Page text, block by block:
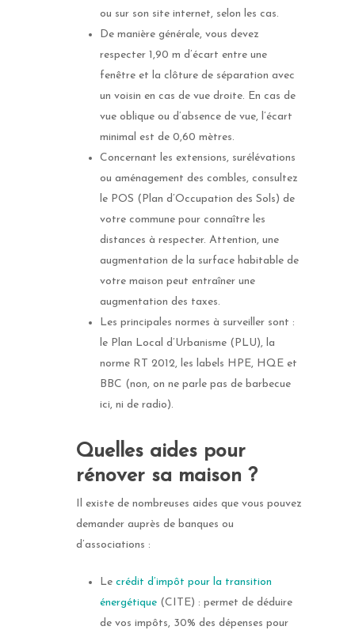
ou sur son site internet, selon les cas.
De manière générale, vous devez
respecter 1,90 m d’écart entre une
fenêtre et la clôture de séparation avec
un voisin en cas de vue droite. En cas de
vue oblique ou d’absence de vue, l’écart
minimal est de 0,60 mètres.
Concernant les extensions, surélévations
ou aménagement des combles, consultez
le POS (Plan d’Occupation des Sols) de
votre commune pour connaître les
distances à respecter. Attention, une
augmentation de la surface habitable de
votre maison peut entraîner une
augmentation des taxes.
Les principales normes à surveiller sont :
le Plan Local d’Urbanisme (PLU), la
norme RT 2012, les labels HPE, HQE et
BBC (non, on ne parle pas de barbecue
ici, ni de radio).
Quelles aides pour
rénover sa maison ?
Il existe de nombreuses aides que vous pouvez
demander auprès de banques ou
d’associations :
Le crédit d’impôt pour la transition
énergétique (CITE) : permet de déduire
de vos impôts, 30% des dépenses pour
Fenêtre
Fenêtre aluminium
Fenêtre PVC
Toutes les fenêtres
Portail et
Portail coulissant
Tous les portails et
Porte d’entrée Acier
Porte d’entrée bois
TOUTES LES PORTES
D’ENTRÉE
Porte de garage
Porte de garage
Porte de garage
Stores
Store extérieur
TOUS LES STORES
EXTÉRIEURS